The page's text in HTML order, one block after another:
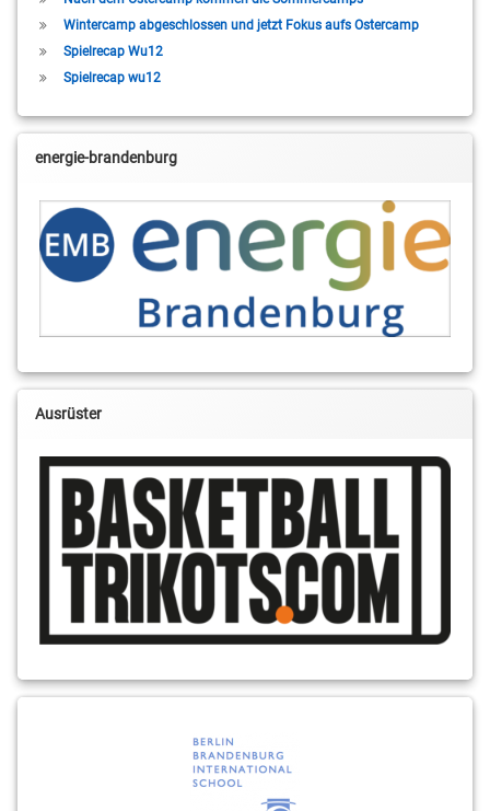
Wintercamp abgeschlossen und jetzt Fokus aufs Ostercamp
Spielrecap Wu12
Spielrecap wu12
energie-brandenburg
Ausrüster